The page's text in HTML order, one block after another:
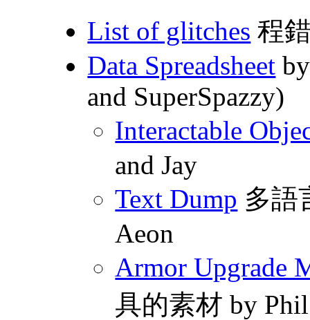
List of glitches 程
Data Spreadsheet
and SuperSpazzy)
Interactable
and Jay
Text Dump 多語
Aeon
Armor Upgrade
具的素材 by Phil